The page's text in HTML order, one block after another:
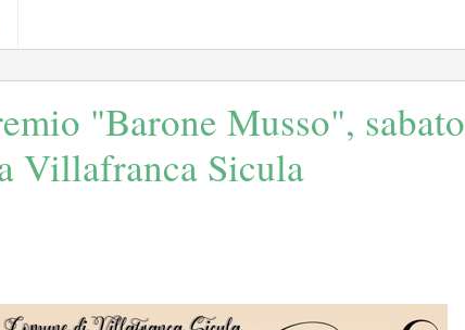
"Barone Musso", sabato
Villafranca Sicula